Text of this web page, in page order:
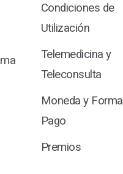
Condiciones de
Utilización
Telemedicina y
Teleconsulta
Moneda y
Pago
Premios